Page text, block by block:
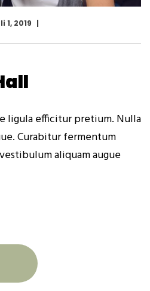
1, 2019
ligula efficitur pretium. Nulla
Curabitur fermentum
aliquam augue